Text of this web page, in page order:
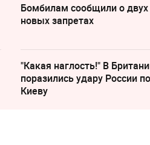
Бомбилам сообщили о двух
новых запретах
"Какая наглость!" В
поразились удару России по
Киеву